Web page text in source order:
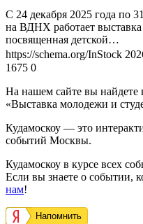
С 24 декабря 2025 года по
на ВДНХ работает
посвященная детской…
https://schema.org/InStock
1675 0
На нашем сайте вы
«Выставка молодежи и
Кудамоскоу — это
событий Москвы.
Кудамоскоу в курсе всех
Если вы знаете о событии,
нам!
Напомнить